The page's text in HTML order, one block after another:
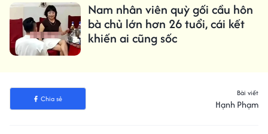
Nam nhân viên quỳ gối cầu hôn
bà chủ lớn hơn 26 tuổi, cái kết
khiến ai cũng sốc
Chia sẻ
Bài viết
Hạnh Phạm